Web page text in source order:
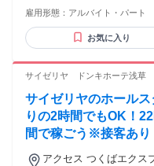
給(車通勤OK・ バイク
たい方 ・体を動かすこ
・コツコツ作業が好き
働きたい方 ▼歓迎 ・昼にちょこっと働きたい方 ・平日のみ
てパートをする方 ・ブ
心して働きたい方 ・「
のライフスタイルをお持ちの方 お問合せだけ
ずは、お気軽にご応募く
雇用形態： アルバイト・パート
お気に入り
サイゼリヤ ドンキホーテ浅草
サイゼリヤのホール
りの2時間でもOK！
間で稼ごう※接客あり
アクセス つくばエクス